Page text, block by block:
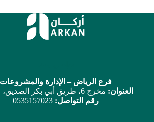
فرع الرياض – الإدارة والمشروعات
العنوان: مخرج 6، طريق أبي بكر الصديق، الرياض
رقم التواصل: 0535157023